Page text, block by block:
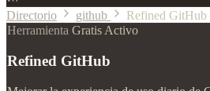
Directorio github
Refined GitHub
Herramienta Gratis Activo
Refined GitHub